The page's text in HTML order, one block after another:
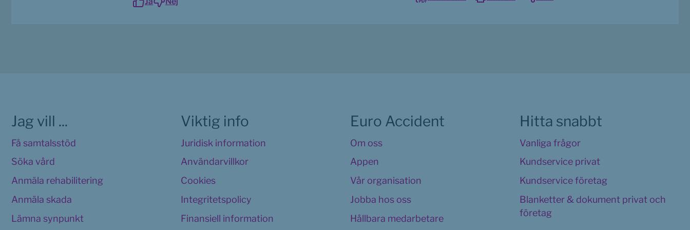
Jag vill ...
Få samtalsstöd
Söka vård
Anmäla rehabilitering
Anmäla skada
Lämna synpunkt
Viktig info
Juridisk information
Användarvillkor
Cookies
Integritetspolicy
Finansiell information
Euro Accident
Om oss
Appen
Vår organisation
Jobba hos oss
Hållbara medarbetare
Hitta snabbt
Vanliga frågor
Kundservice privat
Kundservice företag
Blanketter & dokument privat och
företag